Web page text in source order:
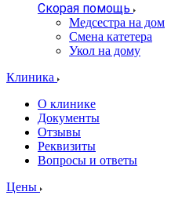
Скорая помощь
Медсестра на дом
Смена катетера
Укол на дому
Клиника
О клинике
Документы
Отзывы
Реквизиты
Вопросы и ответы
Цены